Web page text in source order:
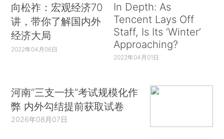
向松祚：宏观经济70
讲，带你了解国内外
经济大局
2022年04月06日
In Depth: As
Tencent Lays Off
Staff, Is Its ‘Winter’
Approaching?
2022年04月01日
河南“三支一扶”考试规模化作
弊 内外勾结提前获取试卷
2026年08月07日